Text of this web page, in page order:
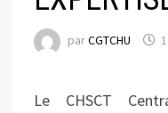
parCGTCHU
Le CHSCT